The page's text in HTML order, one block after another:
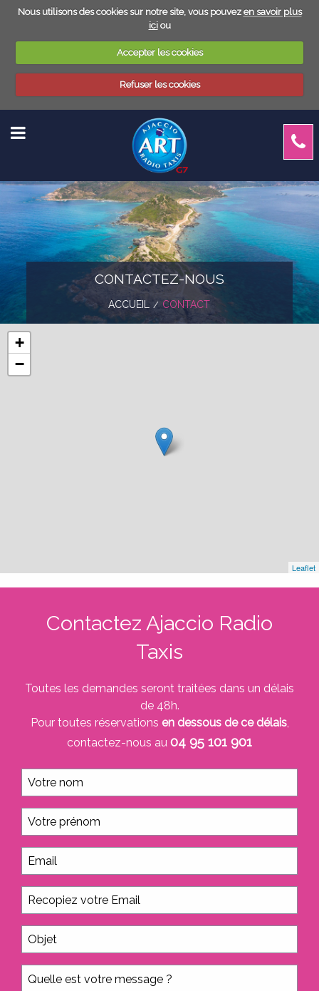
Nous utilisons des cookies sur notre site, vous pouvez en savoir plus
iciou
Accepter les cookies
Refuser les cookies
TAXI
CONTACTEZ-NOUS
ACCUEIL CONTACT
+
−
Leaflet
Contactez Ajaccio Radio
Taxis
Toutes les demandes seront traitées dans un délais
de 48h.
Pour toutes réservations en dessous de ce délais,
contactez-nous au 04 95 101 901